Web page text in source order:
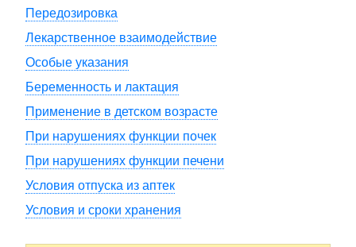
Передозировка
Лекарственное взаимодействие
Особые указания
Беременность и лактация
Применение в детском возрасте
При нарушениях функции почек
При нарушениях функции печени
Условия отпуска из аптек
Условия и сроки хранения